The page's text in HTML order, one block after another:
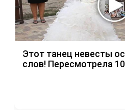
Этот танец невесты
слов! Пересмотрела